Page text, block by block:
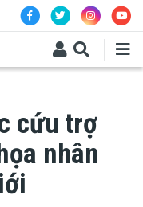
cứu trợ
nhân